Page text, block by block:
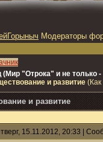
Модераторы
(Мир "Отрока" и не только
и развитие
и развитие
15.11.2012, 20:33 |